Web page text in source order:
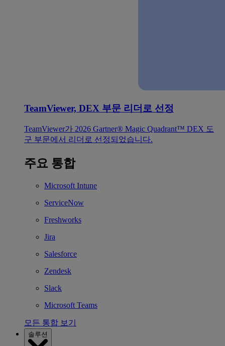
TeamViewer, DEX 부문 리더로 선정
TeamViewer가 2026 Gartner® Magic Quadrant™ DEX 도
구 부문에서 리더로 선정되었습니다.
주요 통합
Microsoft Intune
ServiceNow
Freshworks
Jira
Salesforce
Zendesk
Slack
Microsoft Teams
모든 통합 보기
솔루션